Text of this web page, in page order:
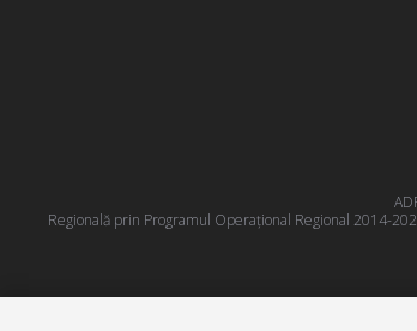
Regională prin Programul Operațional Regional 2014-